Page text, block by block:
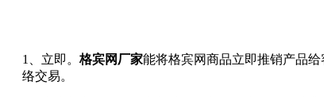
1、立即。 格宾网厂家能将格宾网商品立即推销产品
络交易。